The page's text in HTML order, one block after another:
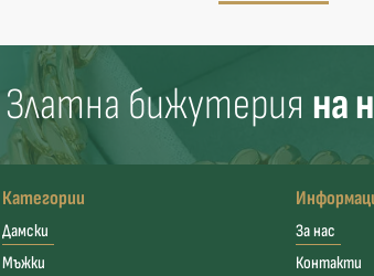
Златна бижутерия на
Категории
Дамски
Мъжки
За нас
Контакти